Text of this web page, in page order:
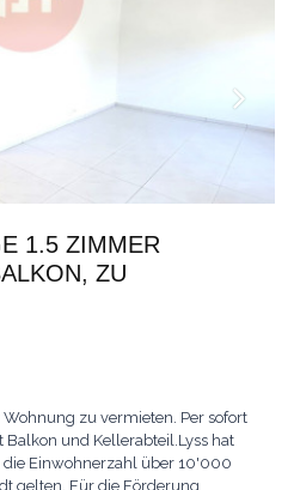
1.5 ZIMMER
ZU
zu vermieten. Per sofort
und Kellerabteil.Lyss hat
Einwohnerzahl über 10'000
gelten. Für die Förderung